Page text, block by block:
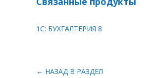
1С: БУХГАЛТЕРИЯ 8
← НАЗАД В РАЗДЕЛ